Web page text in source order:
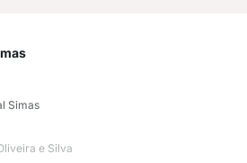
Simas
e Silva